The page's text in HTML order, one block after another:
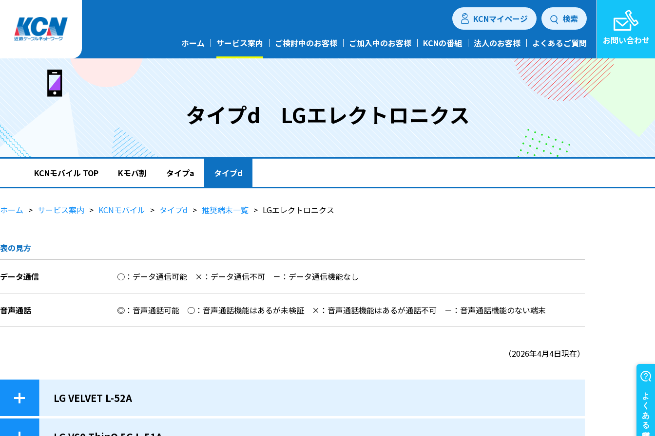
ホーム サービス案内 ご検討中のお客様 ご加入中のお客様 KCNの番組 法人のお客様 よくあるご質問
検索
KCNマイページ
お問い合わせ
タイプd LGエレクトロニクス
KCNモバイル TOP Kモバ割 タイプa タイプd
ホーム サービス案内 KCNモバイル タイプd 推奨端末一覧 LGエレクトロニクス
表の見方
データ通信 ○：データ通信可能 ×：データ通信不可 －：データ通信機能なし
音声通話 ◎：音声通話可能 ○：音声通話機能はあるが未検証 ×：音声通話機能はあるが通話不可 －：音声通話機能のない端末
（2026年4月4日現在）
LG VELVET L-52A